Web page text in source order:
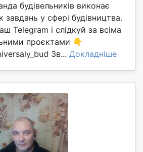
будівельників виконає
завдань у сфері будівництва.
Telegram і слідкуй за всіма
проєктами 👇
Зв... Докладніше